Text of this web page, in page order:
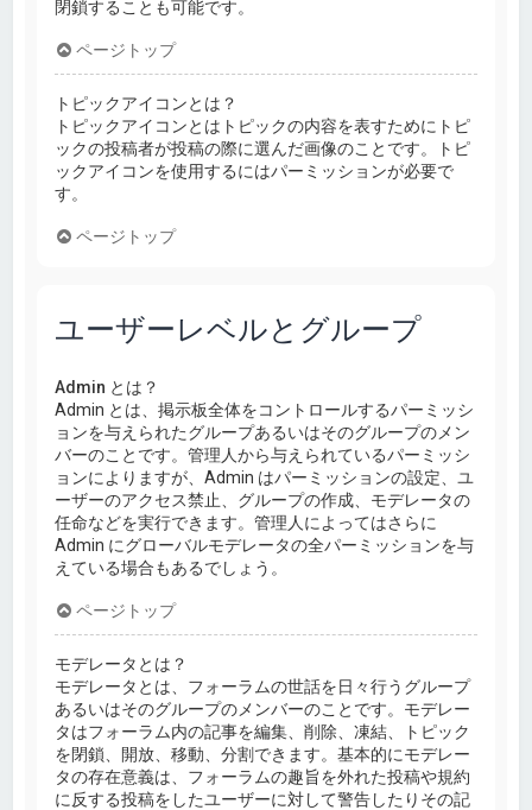
閉鎖することも可能です。
ページトップ
トピックアイコンとは？
トピックアイコンとはトピックの内容を表すためにトピ
ックの投稿者が投稿の際に選んだ画像のことです。トピ
ックアイコンを使用するにはパーミッションが必要で
す。
ページトップ
ユーザーレベルとグループ
Admin とは？
Admin とは、掲示板全体をコントロールするパーミッシ
ョンを与えられたグループあるいはそのグループのメン
バーのことです。管理人から与えられているパーミッシ
ョンによりますが、Admin はパーミッションの設定、ユ
ーザーのアクセス禁止、グループの作成、モデレータの
任命などを実行できます。管理人によってはさらに
Admin にグローバルモデレータの全パーミッションを与
えている場合もあるでしょう。
ページトップ
モデレータとは？
モデレータとは、フォーラムの世話を日々行うグループ
あるいはそのグループのメンバーのことです。モデレー
タはフォーラム内の記事を編集、削除、凍結、トピック
を閉鎖、開放、移動、分割できます。基本的にモデレー
タの存在意義は、フォーラムの趣旨を外れた投稿や規約
に反する投稿をしたユーザーに対して警告したりその記